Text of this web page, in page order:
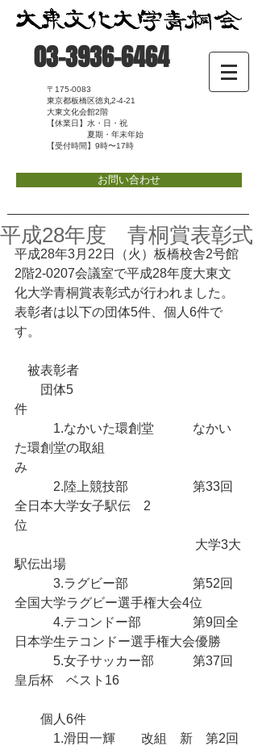
03-3936-6464
〒175-0083
東京都板橋区徳丸2-4-21
大東文化会館2階
【休業日】水・日・祝
夏期・年末年始
【受付時間】9時〜17時
お問い合わせ
平成28年度 青桐賞表彰式
平成28年3月22日（火）板橋校舎2号館
2階2-0207会議室で平成28年度大東文
化大学青桐賞表彰式が行われました。
表彰者は以下の団体5件、個人6件で
す。
被表彰者
団体5
件
1.なかいた環創堂　　　なかい
た環創堂の取組
み
2.陸上競技部　　　　　第33回
全日本大学女子駅伝　2
位
大学3大
駅伝出場
3.ラグビー部　　　　　第52回
全国大学ラグビー選手権大会4位
4.テコンドー部　　　　第9回全
日本学生テコンドー選手権大会優勝
5.女子サッカー部　　　第37回
皇后杯　ベスト16
個人6件
1.滑田一輝　　改組　新　第2回